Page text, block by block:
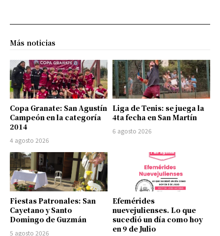
Más noticias
Copa Granate: San Agustín
Campeón en la categoría
2014
4 agosto 2026
Liga de Tenis: se juega la
4ta fecha en San Martín
6 agosto 2026
Fiestas Patronales: San
Cayetano y Santo
Domingo de Guzmán
5 agosto 2026
Efemérides
nuevejulienses. Lo que
sucedió un día como hoy
en 9 de Julio